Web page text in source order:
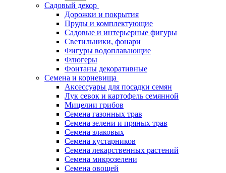
Садовый декор
Дорожки и покрытия
Пруды и комплектующие
Садовые и интерьерные фигуры
Светильники, фонари
Фигуры водоплавающие
Флюгеры
Фонтаны декоративные
Семена и корневища
Аксессуары для посадки семян
Лук севок и картофель семянной
Мицелии грибов
Семена газонных трав
Семена зелени и пряных трав
Семена злаковых
Семена кустарников
Семена лекарственных растений
Семена микрозелени
Семена овощей